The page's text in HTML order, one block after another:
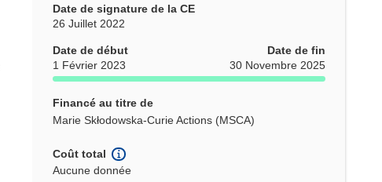
Date de signature de la CE
26 Juillet 2022
Date de début
1 Février 2023
Date de fin
30 Novembre 2025
Financé au titre de
Marie Skłodowska-Curie Actions (MSCA)
Coût total
Aucune donnée